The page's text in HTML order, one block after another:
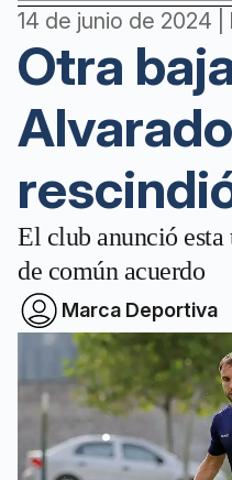
14 de junio de 2024 |
Otra
El club anunció esta
de común acuerdo
Marca Deportiva